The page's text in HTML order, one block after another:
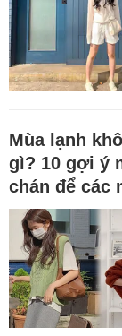
Mùa lạnh
gì? 10 gợi ý
chán để các